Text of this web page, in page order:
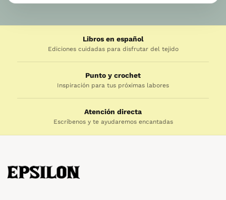
Libros en español
Ediciones cuidadas para disfrutar del tejido
Punto y crochet
Inspiración para tus próximas labores
Atención directa
Escríbenos y te ayudaremos encantadas